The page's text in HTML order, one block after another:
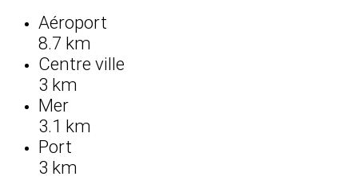
Aéroport
8.7 km
Centre ville
3 km
Mer
3.1 km
Port
3 km